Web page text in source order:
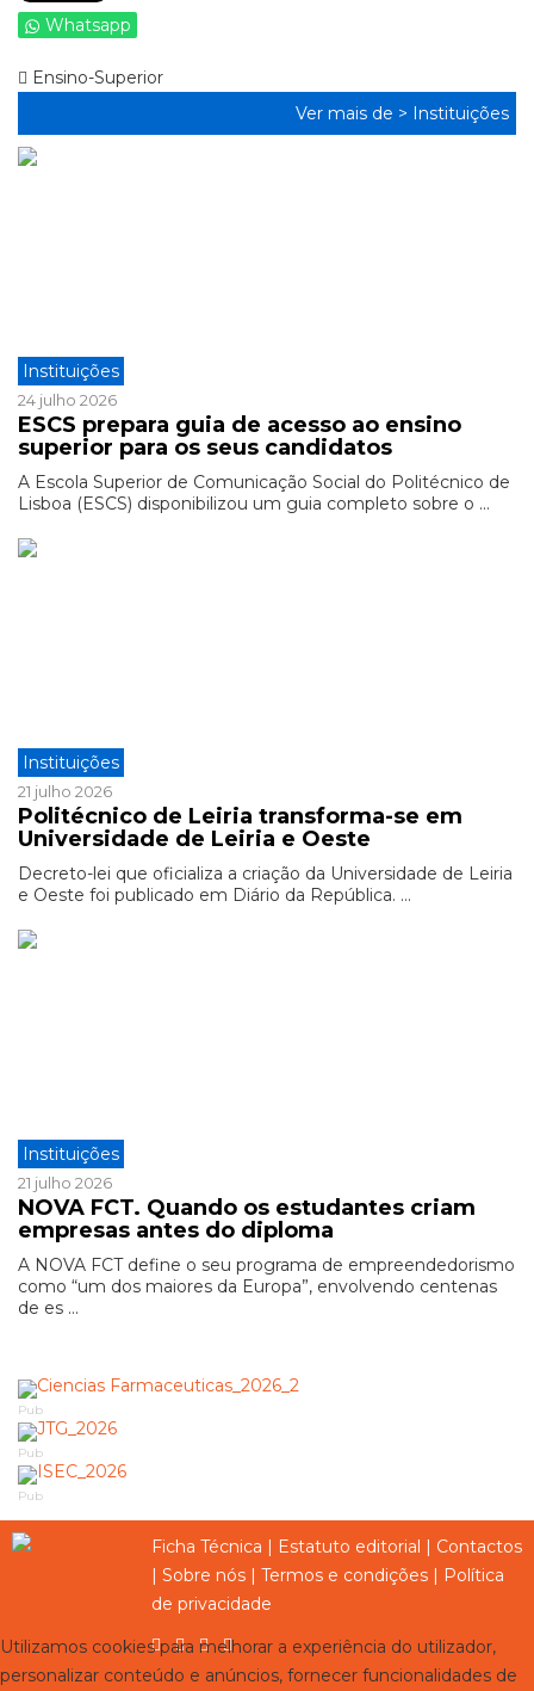
Whatsapp
Ensino-Superior
Ver mais de > Instituições
Instituições
24 julho 2026
ESCS prepara guia de acesso ao ensino
superior para os seus candidatos
A Escola Superior de Comunicação Social do Politécnico de
Lisboa (ESCS) disponibilizou um guia completo sobre o ...
Instituições
21 julho 2026
Politécnico de Leiria transforma-se em
Universidade de Leiria e Oeste
Decreto-lei que oficializa a criação da Universidade de Leiria
e Oeste foi publicado em Diário da República. ...
Instituições
21 julho 2026
NOVA FCT. Quando os estudantes criam
empresas antes do diploma
A NOVA FCT define o seu programa de empreendedorismo
como “um dos maiores da Europa”, envolvendo centenas
de es ...
Pub
Pub
Pub
Ficha Técnica | Estatuto editorial | Contactos
| Sobre nós | Termos e condições | Política
de privacidade
Utilizamos cookies para melhorar a experiência do utilizador,
personalizar conteúdo e anúncios, fornecer funcionalidades de